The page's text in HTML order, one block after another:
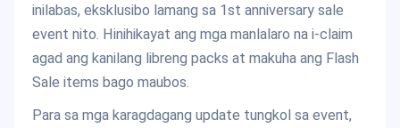
inilabas, eksklusibo lamang sa 1st anniversary sale
event nito. Hinihikayat ang mga manlalaro na i-claim
agad ang kanilang libreng packs at makuha ang Flash
Sale items bago maubos.
Para sa mga karagdagang update tungkol sa event,